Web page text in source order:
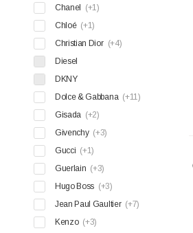
Chanel
(+1)
Chloé (+1)
Christian Dior (+4)
Diesel
DKNY
Dolce & Gabbana (+11)
Gisada (+2)
Givenchy (+3)
Gucci (+1)
Guerlain (+3)
Hugo Boss (+3)
Jean Paul Gaultier (+7)
Kenzo (+3)